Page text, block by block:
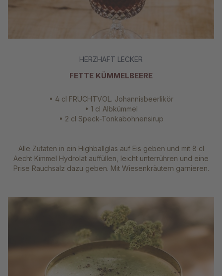
HERZHAFT LECKER
FETTE KÜMMELBEERE
• 4 cl FRUCHTVOL. Johannisbeerlikör
• 1 cl Albkümmel
• 2 cl Speck-Tonkabohnensirup
Alle Zutaten in ein Highballglas auf Eis geben und mit 8 cl
Aecht Kimmel Hydrolat auffüllen, leicht unterrühren und eine
Prise Rauchsalz dazu geben. Mit Wiesenkräutern garnieren.